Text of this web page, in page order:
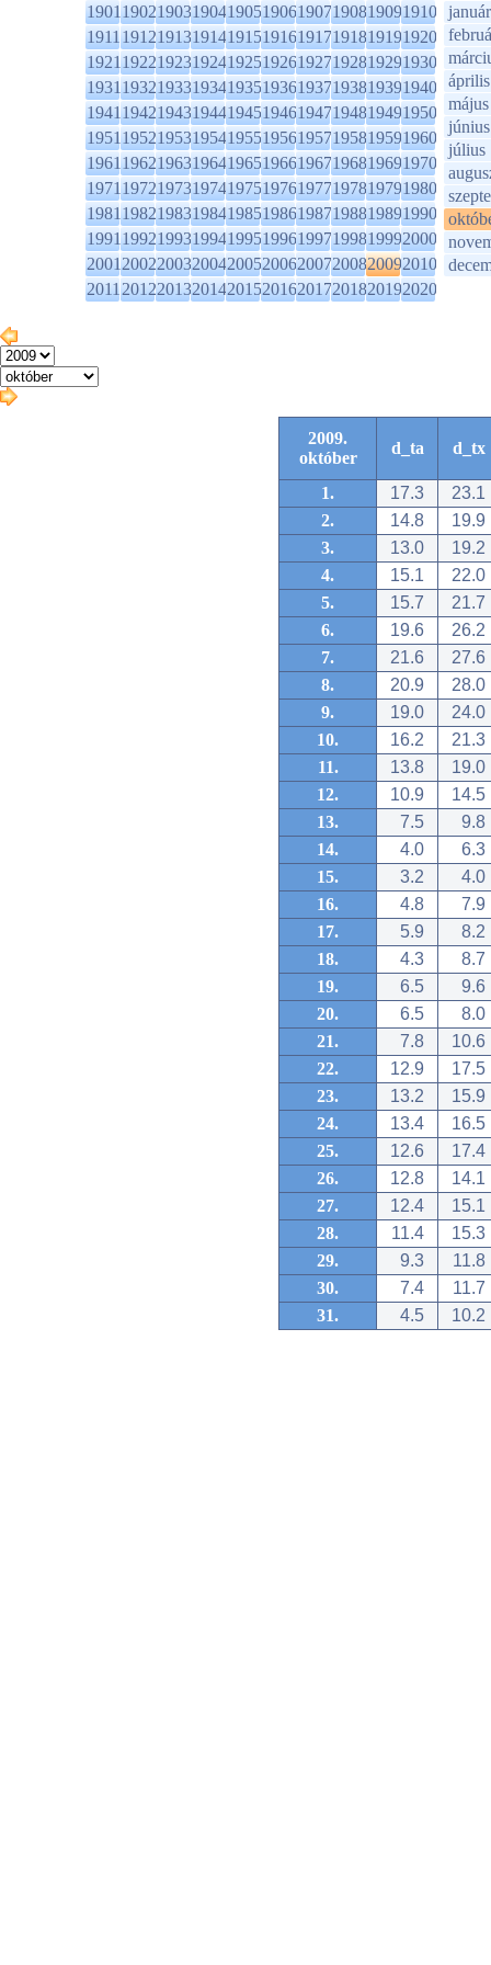
1901190219031904190519061907190819091910
1911191219131914191519161917191819191920
1921192219231924192519261927192819291930
1931193219331934193519361937193819391940
1941194219431944194519461947194819491950
1951195219531954195519561957195819591960
1961196219631964196519661967196819691970
1971197219731974197519761977197819791980
1981198219831984198519861987198819891990
1991199219931994199519961997199819992000
2001200220032004200520062007200820092010
2011201220132014201520162017201820192020
január
április
május
június
július
2009.
október
d_ta d_tx
1. 17.3
23.1
2.
14.8
19.9
3.
13.0
19.2
4.
15.1
22.0
5.
15.7
21.7
6.
19.6
26.2
7.
21.6
27.6
8.
20.9
28.0
9.
19.0
24.0
10.
16.2
21.3
11.
13.8
19.0
12.
10.9
14.5
13.
7.5
9.8
14.
4.0
6.3
15.
3.2
4.0
16.
4.8
7.9
17.
5.9
8.2
18.
4.3
8.7
19.
6.5
9.6
20.
6.5
8.0
21.
7.8
10.6
22.
12.9
17.5
23.
13.2
15.9
24.
13.4
16.5
25.
12.6
17.4
26.
12.8
14.1
27.
12.4
15.1
28.
11.4
15.3
29.
9.3
11.8
30.
7.4
11.7
31.
4.5 10.2